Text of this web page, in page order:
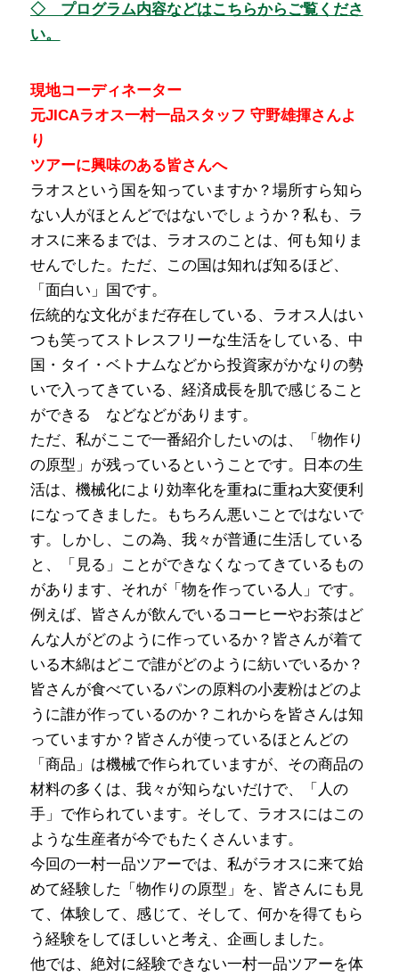
◇ プログラム内容などはこちらからご覧くださ
い。
現地コーディネーター
元JICAラオス一村一品スタッフ 守野雄揮さんよ
り
ツアーに興味のある皆さんへ
ラオスという国を知っていますか？場所すら知ら
ない人がほとんどではないでしょうか？私も、ラ
オスに来るまでは、ラオスのことは、何も知りま
せんでした。ただ、この国は知れば知るほど、
「面白い」国です。
伝統的な文化がまだ存在している、ラオス人はい
つも笑ってストレスフリーな生活をしている、中
国・タイ・ベトナムなどから投資家がかなりの勢
いで入ってきている、経済成長を肌で感じること
ができる などなどがあります。
ただ、私がここで一番紹介したいのは、「物作り
の原型」が残っているということです。日本の生
活は、機械化により効率化を重ねに重ね大変便利
になってきました。もちろん悪いことではないで
す。しかし、この為、我々が普通に生活している
と、「見る」ことができなくなってきているもの
があります、それが「物を作っている人」です。
例えば、皆さんが飲んでいるコーヒーやお茶はど
んな人がどのように作っているか？皆さんが着て
いる木綿はどこで誰がどのように紡いでいるか？
皆さんが食べているパンの原料の小麦粉はどのよ
うに誰が作っているのか？これからを皆さんは知
っていますか？皆さんが使っているほとんどの
「商品」は機械で作られていますが、その商品の
材料の多くは、我々が知らないだけで、「人の
手」で作られています。そして、ラオスにはこの
ような生産者が今でもたくさんいます。
今回の一村一品ツアーでは、私がラオスに来て始
めて経験した「物作りの原型」を、皆さんにも見
て、体験して、感じて、そして、何かを得てもら
う経験をしてほしいと考え、企画しました。
他では、絶対に経験できない一村一品ツアーを体